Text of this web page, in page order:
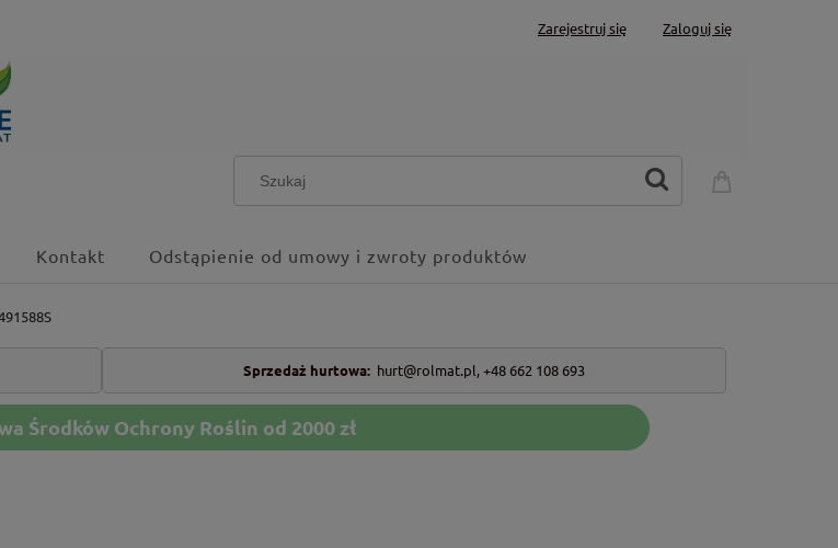
Zarejestruj się Zaloguj się
Kontakt Odstąpienie od umowy i zwroty produktów
Sprzedaż hurtowa: hurt@rolmat.pl,+48 662 108 693
Środków Ochrony Roślin od 2000 zł